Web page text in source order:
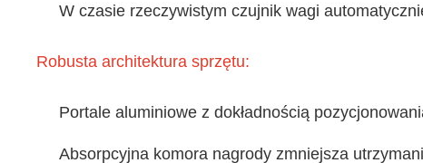
W czasie rzeczywistym czujnik wagi
Robusta architektura sprzętu:
Portale aluminiowe z dokładnością
Absorpcyjna komora nagrody zmniejsza